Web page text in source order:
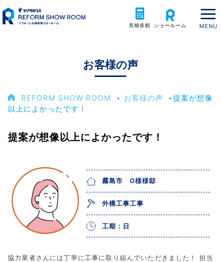
見積依頼 ショールーム
お客様の声
REFORM SHOW ROOM ‣ お客様の声 ‣提案が想像
以上によかったです！
提案が想像以上によかったです！
霧島市 O様様邸
外構工事工事
工期：日
協力業者さんには丁寧に工事に取り組んでいただきました！ 担当